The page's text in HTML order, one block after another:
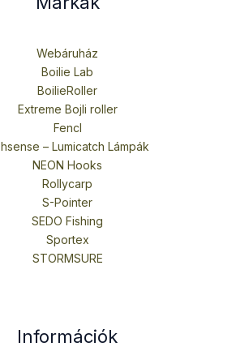
Webáruház
Boilie Lab
BoilieRoller
Extreme Bojli roller
Fencl
– Lumicatch Lámpák
NEON Hooks
Rollycarp
S-Pointer
SEDO Fishing
Sportex
STORMSURE
Információk